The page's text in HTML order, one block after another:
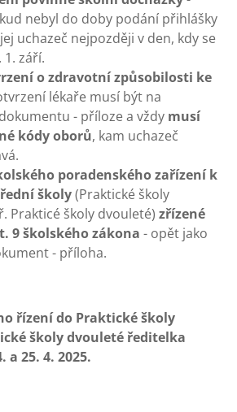
nebyl do doby podání přihlášky
uchazeč nejpozději v den, kdy se
1. září.
o zdravotní způsobilosti ke
lékaře musí být na
- příloze a vždy musí
kódy oborů, kam uchazeč
poradenského zařízení k
školy(Praktické školy
Prakticé školy dvouleté) zřízené
9 školského zákona - opět jako
- příloha.
řízení do Praktické školy
školy dvouleté ředitelka
a 25. 4. 2025.